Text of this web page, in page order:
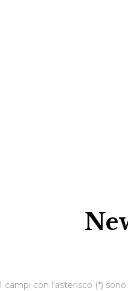
I campi con l'asterisco (*)